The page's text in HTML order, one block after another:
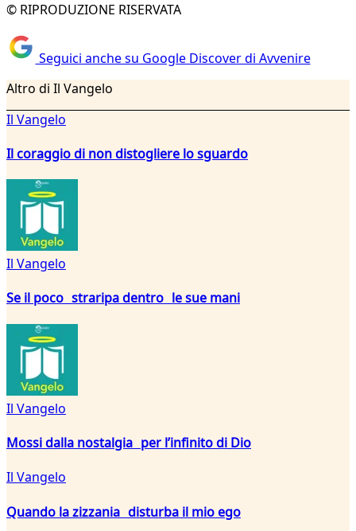
© RIPRODUZIONE RISERVATA
Seguici anche su Google Discover di Avvenire
Altro di Il Vangelo
Il Vangelo
Il coraggio di non distogliere lo sguardo
Il Vangelo
Se il poco straripa dentro le sue mani
Il Vangelo
Mossi dalla nostalgia per l’infinito di Dio
Il Vangelo
Quando la zizzania disturba il mio ego